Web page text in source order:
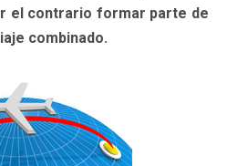
el contrario formar parte de
combinado.